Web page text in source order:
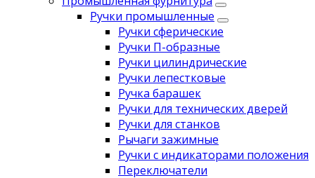
Ручки промышленные
Ручки сферические
Ручки П-образные
Ручки цилиндрические
Ручки лепестковые
Ручка барашек
Ручки для технических дверей
Ручки для станков
Рычаги зажимные
Ручки с индикаторами положения
Переключатели